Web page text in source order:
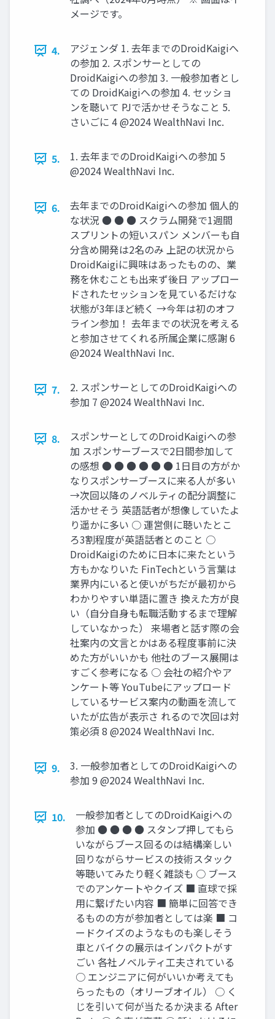
メージです。
4.
アジェンダ 1. 去年までのDroidKaigiへ
の参加 2. スポンサーとしての
DroidKaigiへの参加 3. 一般参加者とし
ての DroidKaigiへの参加 4. セッショ
ンを聴いて PJで活かせそうなこと 5.
さいごに 4 @2024 WealthNavi Inc.
5.
1. 去年までのDroidKaigiへの参加 5
@2024 WealthNavi Inc.
6.
去年までのDroidKaigiへの参加 個⼈的
な状況 ● ● ● スクラム開発で1週間
スプリントの短いスパン メンバーも⾃
分含め開発は2名のみ 上記の状況から
DroidKaigiに興味はあったものの、業
務を休むことも出来ず後⽇ アップロー
ドされたセッションを⾒ているだけな
状態が3年ほど続く →今年は初のオフ
ライン参加！ 去年までの状況を考える
と参加させてくれる所属企業に感謝 6
@2024 WealthNavi Inc.
7.
2. スポンサーとしてのDroidKaigiへの
参加 7 @2024 WealthNavi Inc.
8.
スポンサーとしてのDroidKaigiへの参
加 スポンサーブースで2⽇間参加して
の感想 ● ● ● ● ● ● 1⽇⽬の⽅がか
なりスポンサーブースに来る⼈が多い
→次回以降のノベルティの配分調整に
活かせそう 英語話者が想像していたよ
り遥かに多い ○ 運営側に聴いたとこ
ろ3割程度が英語話者とのこと ○
DroidKaigiのために⽇本に来たという
⽅もかなりいた FinTechという⾔葉は
業界内にいると使いがちだが最初から
わかりやすい単語に置き 換えた⽅が良
い（⾃分⾃⾝も転職活動するまで理解
していなかった） 来場者と話す際の会
社案内の⽂⾔とかはある程度事前に決
めた⽅がいいかも 他社のブース展開は
すごく参考になる ○ 会社の紹介やア
ンケート等 YouTubeにアップロード
しているサービス案内の動画を流して
いたが広告が表⽰さ れるので次回は対
策必須 8 @2024 WealthNavi Inc.
9.
3. ⼀般参加者としてのDroidKaigiへの
参加 9 @2024 WealthNavi Inc.
10.
⼀般参加者としてのDroidKaigiへの
参加 ● ● ● ● スタンプ押してもら
いながらブース回るのは結構楽しい
回りながらサービスの技術スタック
等聴いてみたり軽く雑談も ○ ブース
でのアンケートやクイズ ■ 直球で採
⽤に繋げたい内容 ■ 簡単に回答でき
るものの⽅が参加者としては楽 ■ コ
ードクイズのようなものも楽しそう
⾞とバイクの展⽰はインパクトがす
ごい 各社ノベルティ⼯夫されている
○ エンジニアに何がいいか考えても
らったもの（オリーブオイル） ○ く
じを引いて何が当たるか決まる After